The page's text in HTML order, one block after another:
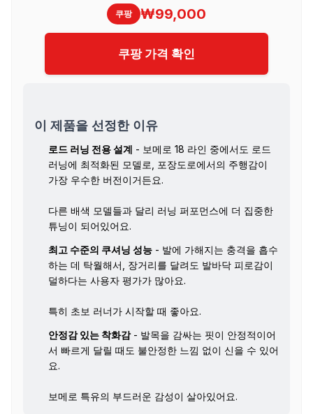
쿠팡 ₩99,000
쿠팡 가격 확인
이 제품을 선정한 이유
로드 러닝 전용 설계 - 보메로 18 라인 중에서도 로드
러닝에 최적화된 모델로, 포장도로에서의 주행감이
가장 우수한 버전이거든요.
다른 배색 모델들과 달리 러닝 퍼포먼스에 더 집중한
튜닝이 되어있어요.
최고 수준의 쿠셔닝 성능 - 발에 가해지는 충격을 흡수
하는 데 탁월해서, 장거리를 달려도 발바닥 피로감이
덜하다는 사용자 평가가 많아요.
특히 초보 러너가 시작할 때 좋아요.
안정감 있는 착화감- 발목을 감싸는 핏이 안정적이어
서 빠르게 달릴 때도 불안정한 느낌 없이 신을 수 있어
요.
보메로 특유의 부드러운 감성이 살아있어요.